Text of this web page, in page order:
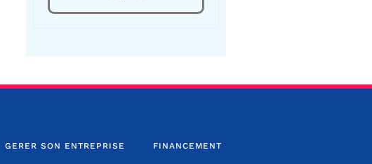
GERER SON ENTREPRISE FINANCEMENT